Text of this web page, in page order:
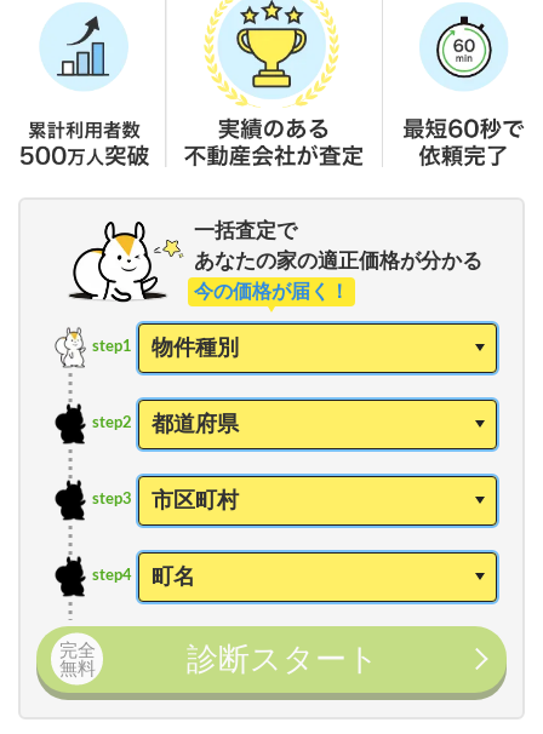
一括査定で
あなたの家の適正価格が分かる
今の価格が届く！
step1
step2
step3
step4
完全
無料
診断スタート